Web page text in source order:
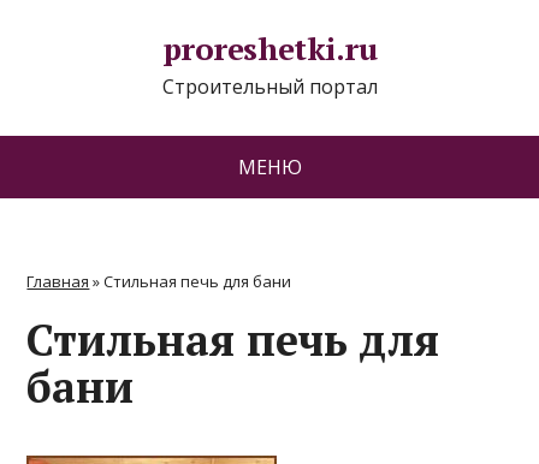
proreshetki.ru
Строительный портал
МЕНЮ
Главная »Стильная печь для бани
Стильная печь для
бани